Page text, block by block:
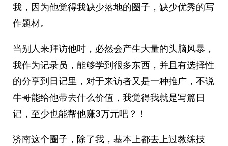
我，因为他觉得我缺少落地的圈子，缺少优秀的写
作题材。
当别人来拜访他时，必然会产生大量的头脑风暴，
我作为记录员，能够学到很多东西，并且有选择性
的分享到日记里，对于来访者又是一种推广，不说
牛哥能给他带去什么价值，我觉得我就是写篇日
记，至少也能帮他赚3万元吧？！
济南这个圈子，除了我，基本上都去上过教练技